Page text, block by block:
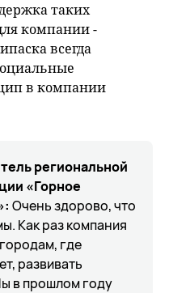
таких
компании -
всегда
в компании
региональной
«Горное
Очень здорово, что
Как раз компания
где
развивать
в прошлом году